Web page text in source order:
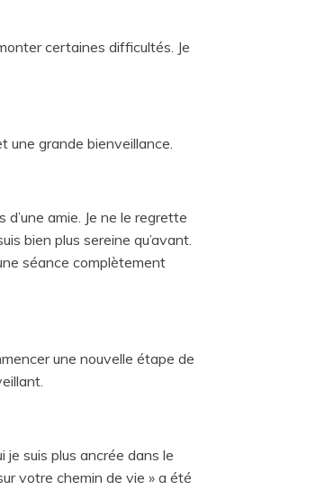
certaines difficultés. Je
une grande bienveillance.
amie. Je ne le regrette
bien plus sereine qu’avant.
séance complètement
une nouvelle étape de
suis plus ancrée dans le
votre chemin de vie » a été